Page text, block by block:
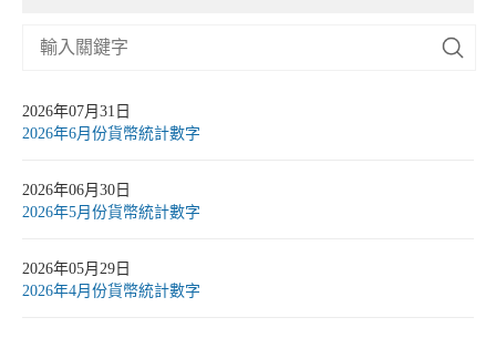
2026年07月31日
2026年6月份貨幣統計數字
2026年06月30日
2026年5月份貨幣統計數字
2026年05月29日
2026年4月份貨幣統計數字